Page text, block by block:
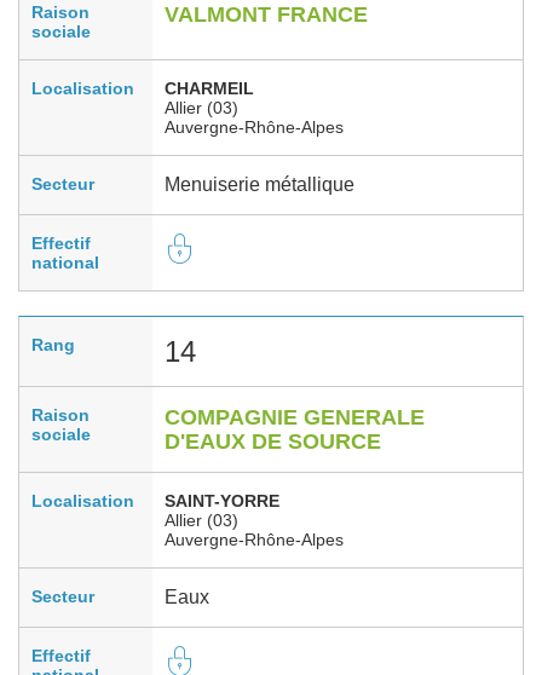
Raison
sociale
VALMONT FRANCE
Localisation
CHARMEIL
Allier (03)
Auvergne-Rhône-Alpes
Secteur Menuiserie métallique
Effectif
national
Rang 14
Raison
sociale
COMPAGNIE GENERALE
D'EAUX DE SOURCE
Localisation
SAINT-YORRE
Allier (03)
Auvergne-Rhône-Alpes
Secteur Eaux
Effectif